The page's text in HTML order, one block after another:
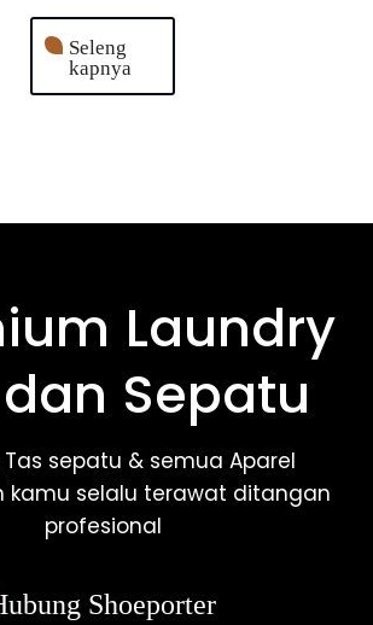
Seleng
kapnya
Laundry
Sepatu
Tas sepatu & semua Aparel
kamu selalu terawat ditangan
profesional
Shoeporter